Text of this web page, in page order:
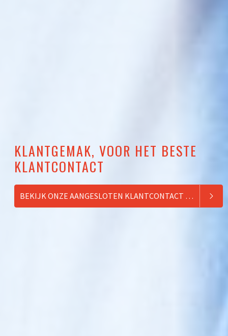
KLANTGEMAK, VOOR HET BESTE
KLANTCONTACT
BEKIJK ONZE AANGESLOTEN KLANTCONTACT CENTERS